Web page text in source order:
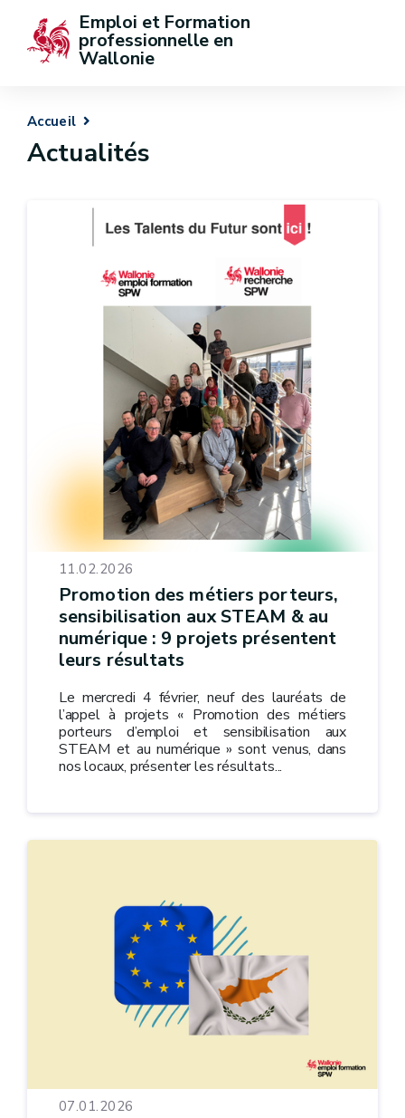
Emploi et Formation
professionnelle en
Wallonie
Accueil
Actualités
11.02.2026
Promotion des métiers porteurs,
sensibilisation aux STEAM & au
numérique : 9 projets présentent
leurs résultats
Le mercredi 4 février, neuf des lauréats de
l’appel à projets « Promotion des métiers
porteurs d’emploi et sensibilisation aux
STEAM et au numérique » sont venus, dans
nos locaux, présenter les résultats...
07.01.2026